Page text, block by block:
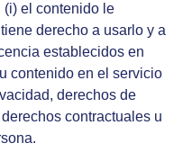
(i) el contenido le
derecho a usarlo y a
establecidos en
contenido en el servicio
derechos de
contractuales u